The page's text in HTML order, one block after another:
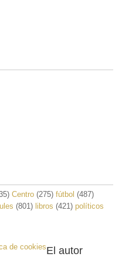
Centro (275) fútbol (487)
(801) libros (421) políticos
de cookiesEl autor